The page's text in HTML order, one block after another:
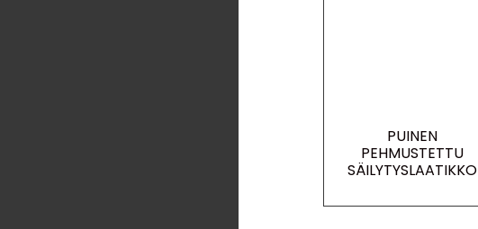
PUINEN
PEHMUSTETTU
SÄILYTYSLAATIKKO